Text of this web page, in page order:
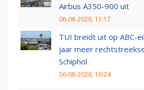
Airbus A350-900 uit
06-08-2026, 11:17
TUI breidt uit op ABC-
jaar meer
Schiphol
06-08-2026, 10:24